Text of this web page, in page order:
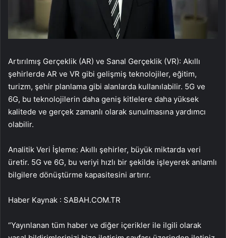
Artırılmış Gerçeklik (AR) ve Sanal Gerçeklik (VR): Akıllı
şehirlerde AR ve VR gibi gelişmiş teknolojiler, eğitim,
turizm, şehir planlama gibi alanlarda kullanılabilir. 5G ve
6G, bu teknolojilerin daha geniş kitlelere daha yüksek
kalitede ve gerçek zamanlı olarak sunulmasına yardımcı
olabilir.
Analitik Veri İşleme: Akıllı şehirler, büyük miktarda veri
üretir. 5G ve 6G, bu veriyi hızlı bir şekilde işleyerek anlamlı
bilgilere dönüştürme kapasitesini artırır.
Haber Kaynak : SABAH.COM.TR
“Yayınlanan tüm haber ve diğer içerikler ile ilgili olarak